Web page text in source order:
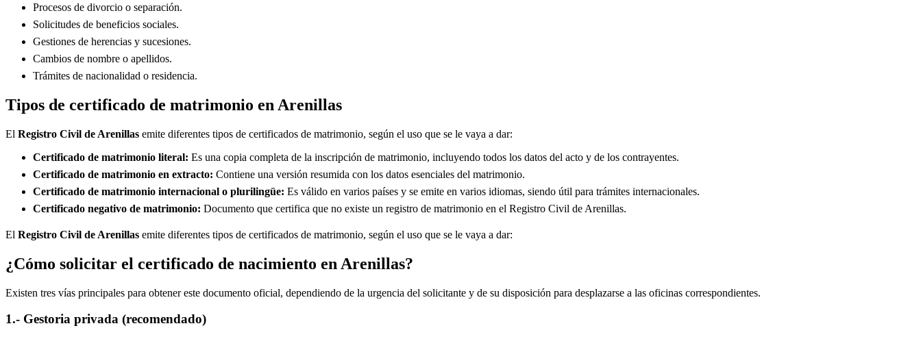
Procesos de divorcio o separación.
Solicitudes de beneficios sociales.
Gestiones de herencias y sucesiones.
Cambios de nombre o apellidos.
Trámites de nacionalidad o residencia.
Tipos de certificado de matrimonio en Arenillas
El Registro Civil de Arenillas emite diferentes tipos de certificados de matrimonio, según el uso que se le vaya a dar:
Certificado de matrimonio literal: Es una copia completa de la inscripción de matrimonio, incluyendo todos los datos del acto y de los contrayentes.
Certificado de matrimonio en extracto: Contiene una versión resumida con los datos esenciales del matrimonio.
Certificado de matrimonio internacional o plurilingüe: Es válido en varios países y se emite en varios idiomas, siendo útil para trámites internacionales.
Certificado negativo de matrimonio: Documento que certifica que no existe un registro de matrimonio en el Registro Civil de Arenillas.
El Registro Civil de Arenillas emite diferentes tipos de certificados de matrimonio, según el uso que se le vaya a dar:
¿Cómo solicitar el certificado de nacimiento en Arenillas?
Existen tres vías principales para obtener este documento oficial, dependiendo de la urgencia del solicitante y de su disposición para desplazarse a las oficinas correspondientes.
1.- Gestoria privada (recomendado)